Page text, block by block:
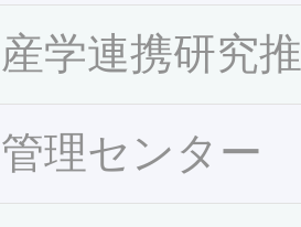
学連携研究
理センター